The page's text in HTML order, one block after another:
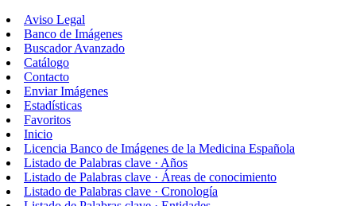
Aviso Legal
Banco de Imágenes
Buscador Avanzado
Catálogo
Contacto
Enviar Imágenes
Estadísticas
Favoritos
Inicio
Licencia Banco de Imágenes de la Medicina Española
Listado de Palabras clave · Años
Listado de Palabras clave · Áreas de conocimiento
Listado de Palabras clave · Cronología